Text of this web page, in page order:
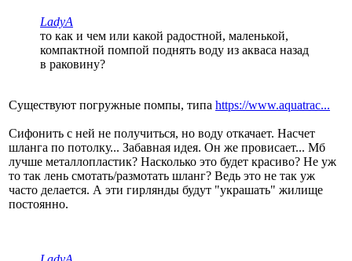
LadyA
то как и чем или какой радостной, маленькой,
компактной помпой поднять воду из акваса назад
в раковину?
Существуют погружные помпы, типа https://www.aquatrac...
Сифонить с ней не получиться, но воду откачает. Насчет
шланга по потолку... Забавная идея. Он же провисает... Мб
лучше металлопластик? Насколько это будет красиво? Не уж
то так лень смотать/размотать шланг? Ведь это не так уж
часто делается. А эти гирлянды будут "украшать" жилище
постоянно.